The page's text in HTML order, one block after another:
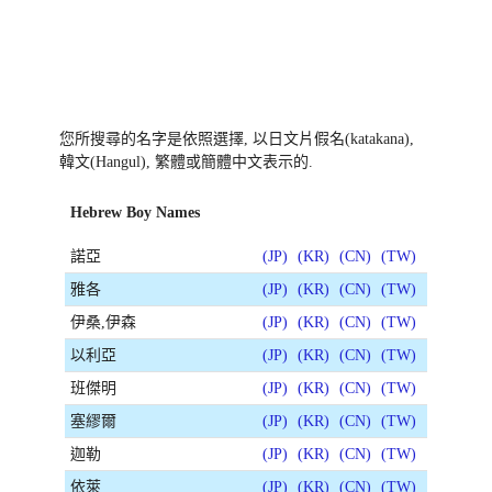
您所搜尋的名字是依照選擇, 以日文片假名(katakana),
韓文(Hangul), 繁體或簡體中文表示的.
Hebrew Boy Names
諾亞 (JP) (KR) (CN)
(TW)
雅各
(JP) (KR) (CN)
(TW)
伊桑,伊森
(JP) (KR) (CN)
(TW)
以利亞
(JP) (KR) (CN)
(TW)
班傑明
(JP) (KR) (CN)
(TW)
塞繆爾
(JP) (KR) (CN)
(TW)
迦勒
(JP) (KR) (CN)
(TW)
依萊
(JP) (KR) (CN) (TW)